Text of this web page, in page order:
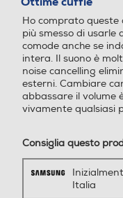
stelle.
Ho comprato queste
più smesso di usarle
comode anche se
intera. Il suono è
noise cancelling
esterni. Cambiare
abbassare il volume
vivamente qualsiasi
Italia